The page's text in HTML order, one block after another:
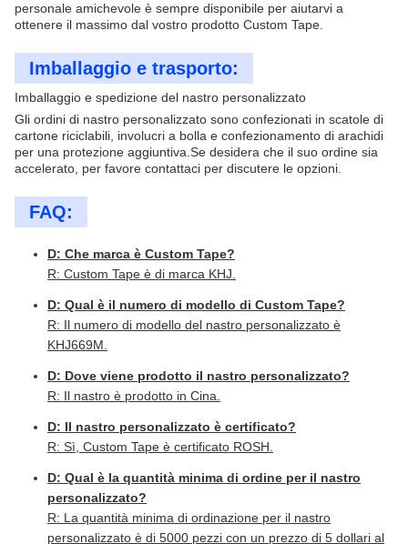
personale amichevole è sempre disponibile per aiutarvi a
ottenere il massimo dal vostro prodotto Custom Tape.
Imballaggio e trasporto:
Imballaggio e spedizione del nastro personalizzato
Gli ordini di nastro personalizzato sono confezionati in scatole di
cartone riciclabili, involucri a bolla e confezionamento di arachidi
per una protezione aggiuntiva.Se desidera che il suo ordine sia
accelerato, per favore contattaci per discutere le opzioni.
FAQ:
D: Che marca è Custom Tape?
R: Custom Tape è di marca KHJ.
D: Qual è il numero di modello di Custom Tape?
R: Il numero di modello del nastro personalizzato è
KHJ669M.
D: Dove viene prodotto il nastro personalizzato?
R: Il nastro è prodotto in Cina.
D: Il nastro personalizzato è certificato?
R: Sì, Custom Tape è certificato ROSH.
D: Qual è la quantità minima di ordine per il nastro
personalizzato?
R: La quantità minima di ordinazione per il nastro
personalizzato è di 5000 pezzi con un prezzo di 5 dollari al